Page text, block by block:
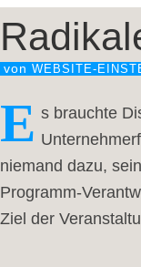
von WEBSITE-
E s brauchte
niemand dazu,
Programm-
Ziel der